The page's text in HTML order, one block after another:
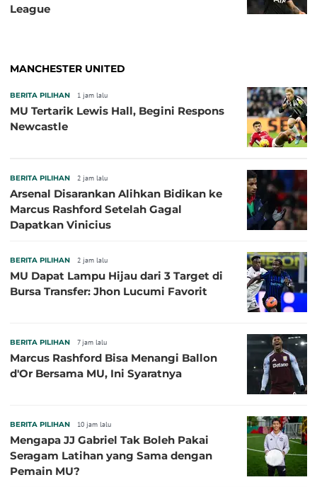
League
MANCHESTER UNITED
BERITA PILIHAN 1 jam lalu
MU Tertarik Lewis Hall, Begini Respons
Newcastle
BERITA PILIHAN 2 jam lalu
Arsenal Disarankan Alihkan Bidikan ke
Marcus Rashford Setelah Gagal
Dapatkan Vinicius
BERITA PILIHAN 2 jam lalu
MU Dapat Lampu Hijau dari 3 Target di
Bursa Transfer: Jhon Lucumi Favorit
BERITA PILIHAN 7 jam lalu
Marcus Rashford Bisa Menangi Ballon
d'Or Bersama MU, Ini Syaratnya
BERITA PILIHAN 10 jam lalu
Mengapa JJ Gabriel Tak Boleh Pakai
Seragam Latihan yang Sama dengan
Pemain MU?